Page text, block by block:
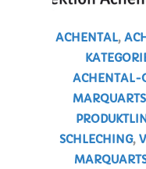
ACHENTAL,
ACHENTAL-
SCHLECHING,